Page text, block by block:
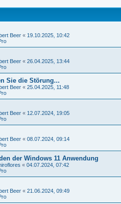
Beer « 19.10.2025, 10:42
Beer « 26.04.2025, 13:44
Sie die Störung...
Beer « 25.04.2025, 11:48
Beer « 12.07.2024, 19:05
Beer « 08.07.2024, 09:14
der Windows 11 Anwendung
« 04.07.2024, 07:42
Beer « 21.06.2024, 09:49